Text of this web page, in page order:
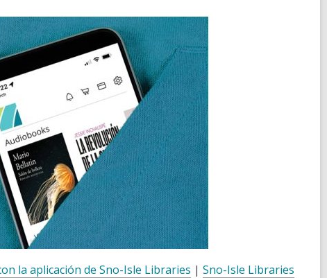
la aplicación de Sno-Isle Libraries | Sno-Isle Libraries